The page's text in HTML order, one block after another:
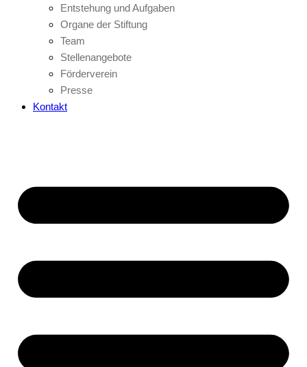
Entstehung und Aufgaben
Organe der Stiftung
Team
Stellenangebote
Förderverein
Presse
Kontakt